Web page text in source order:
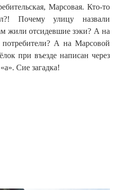
Марсовая. Кто‑то
Почему улицу назвали
жили отсидевшие зэки? А на
потребители? А на Марсовой
при въезде написан через
Сие загадка!